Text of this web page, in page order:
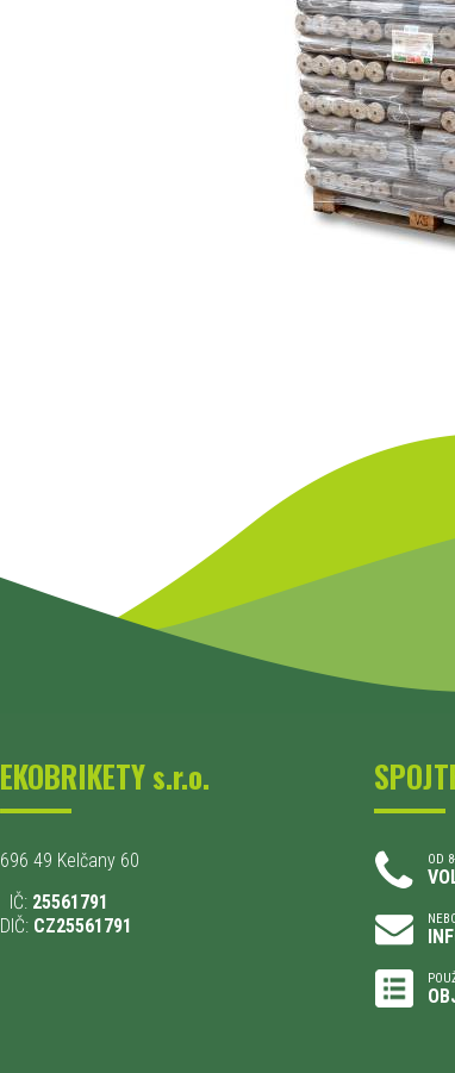
EKOBRIKETY s.r.o.
696 49 Kelčany 60
IČ: 25561791
DIČ: CZ25561791
OD